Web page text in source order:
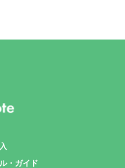
・ガイド